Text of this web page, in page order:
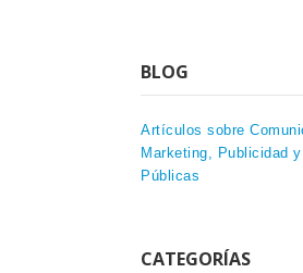
BLOG
Artículos sobre
Marketing, Publicidad
Públicas
CATEGORÍAS